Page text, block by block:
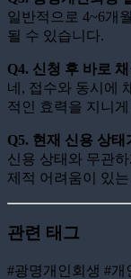
일반적으로 4~6개
될 수 있습니다.
Q4. 신청 후 바로
네, 접수와 동시에
적인 효력을 지니
Q5. 현재 신용 상
신용 상태와 무관
제적 어려움이 있
관련 태그
#광명개인회생 #개